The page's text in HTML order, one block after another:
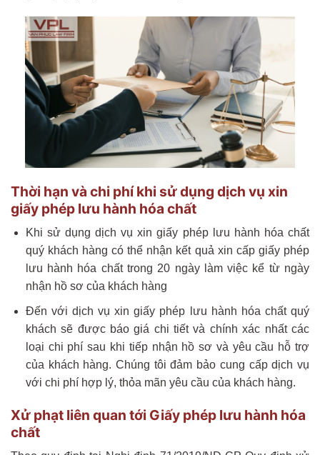
Thời hạn và chi phí khi sử dụng dịch vụ xin
giấy phép lưu hành hóa chất
Khi sử dụng dịch vụ xin giấy phép lưu hành hóa chất
quý khách hàng có thể nhận kết quả xin cấp giấy phép
lưu hành hóa chất trong 20 ngày làm việc kể từ ngày
nhận hồ sơ của khách hàng
Đến với dịch vụ xin giấy phép lưu hành hóa chất quý
khách sẽ được báo giá chi tiết và chính xác nhất các
loại chi phí sau khi tiếp nhận hồ sơ và yêu cầu hỗ trợ
của khách hàng. Chúng tôi đảm bảo cung cấp dịch vụ
với chi phí hợp lý, thỏa mãn yêu cầu của khách hàng.
Xử phạt liên quan tới Giấy phép lưu hành hóa
chất